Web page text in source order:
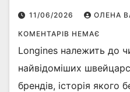
11/06/2026 ОЛЕНА
КОМЕНТАРІВ НЕМАЄ
Longines належить до
найвідоміших
брендів, історія якого